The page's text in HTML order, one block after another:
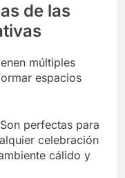
de las
múltiples
espacios
Son perfectas para
celebración
cálido y